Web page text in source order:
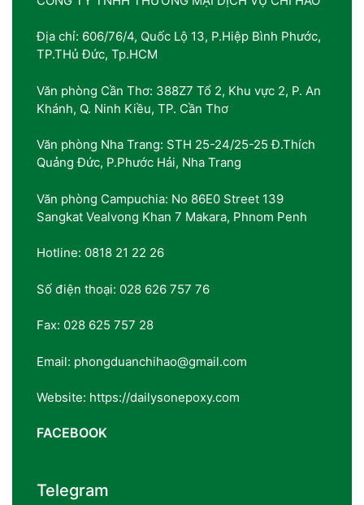
Địa chỉ: 606/76/4, Quốc Lộ 13, P.Hiệp Bình Phước,
TP.THủ Đức, Tp.HCM
Văn phòng Cần Thơ: 388Z7 Tổ 2, Khu vực 2, P. An
Khánh, Q. Ninh Kiều, TP. Cần Thơ
Văn phòng Nha Trang: STH 25-24/25-25 Đ.Thích
Quảng Đức, P.Phước Hải, Nha Trang
Văn phòng Campuchia: No 86E0 Street 139
Sangkat Vealvong Khan 7 Makara, Phnom Penh
Hotline: 0818 21 22 26
Số điện thoại: 028 626 757 76
Fax: 028 625 757 28
Email: phongduanchihao@gmail.com
Website: https://dailysonepoxy.com
FACEBOOK
Telegram